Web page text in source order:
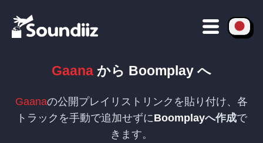
Gaana から Boomplay へ
Gaanaの公開プレイリストリンクを貼り付け、各
トラックを手動で追加せずにBoomplayへ作成で
きます。